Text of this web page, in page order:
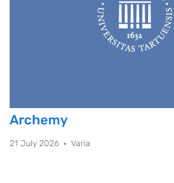
Archemy
21 July 2026 Varia